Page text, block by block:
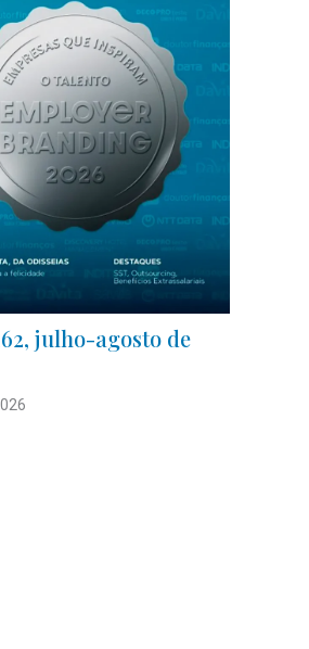
julho-agosto de